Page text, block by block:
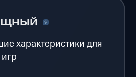
характеристики для